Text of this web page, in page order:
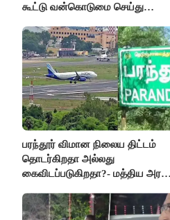
கூட்டு வன்கொடுமை செய்து
பரந்தூர் விமான நிலைய திட்டம்
தொடர்கிறதா அல்லது
கைவிடப்படுகிறதா?- மத்திய அரசு